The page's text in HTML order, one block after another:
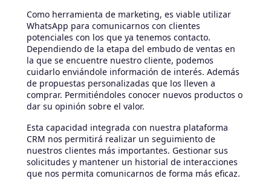
Como herramienta de marketing, es viable utilizar
WhatsApp para comunicarnos con clientes
potenciales con los que ya tenemos contacto.
Dependiendo de la etapa del embudo de ventas en
la que se encuentre nuestro cliente, podemos
cuidarlo enviándole información de interés. Además
de propuestas personalizadas que los lleven a
comprar. Permitiéndoles conocer nuevos productos o
dar su opinión sobre el valor.
Esta capacidad integrada con nuestra plataforma
CRM nos permitirá realizar un seguimiento de
nuestros clientes más importantes. Gestionar sus
solicitudes y mantener un historial de interacciones
que nos permita comunicarnos de forma más eficaz.